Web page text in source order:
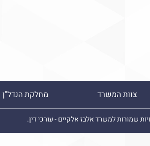
צוות המשרד מחלקת הנדל"ן